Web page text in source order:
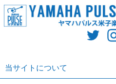
当サイトについて